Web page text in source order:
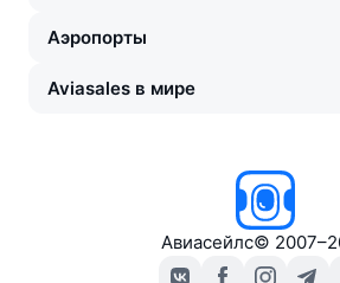
Аэропорты
Aviasales в мире
Авиасейлс©